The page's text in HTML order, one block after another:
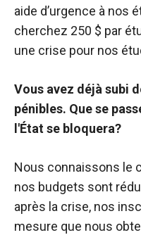
aide d’urgence à nos
cherchez 250 $ par
une crise pour nos
Vous avez déjà subi
pénibles. Que se
l'État se bloquera?
Nous connaissons le
nos budgets sont
après la crise, nos
mesure que nous